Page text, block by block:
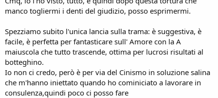
manco togliermi i denti del giudizio, posso esprimermi.
Spezziamo subito l'unica lancia sulla trama: è suggestiva, è
facile, è perfetta per fantasticare sull' Amore con la A
maiuscola che tutto trascende, ottima per lucrosi risultati al
botteghino.
Io non ci credo, però è per via del Cinismo in soluzione salina
che m'hanno iniettato quando ho cominiciato a lavorare in
consulenza,quindi poco ci posso fare